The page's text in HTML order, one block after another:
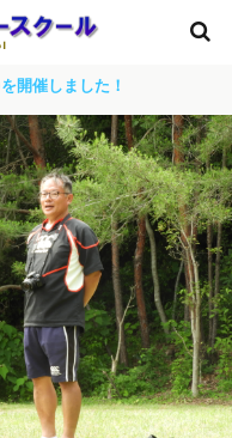
開催しました！